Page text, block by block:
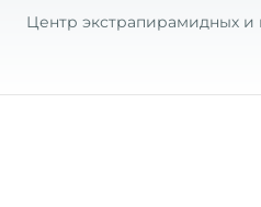
Центр экстрапирамидных и